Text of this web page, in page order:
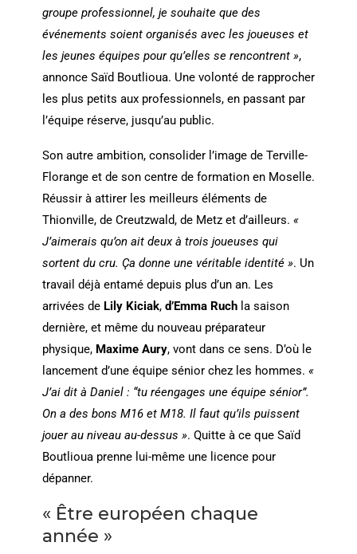
groupe professionnel, je souhaite que des
événements soient organisés avec les joueuses et
les jeunes équipes pour qu’elles se rencontrent »,
annonce Saïd Boutlioua. Une volonté de rapprocher
les plus petits aux professionnels, en passant par
l’équipe réserve, jusqu’au public.
Son autre ambition, consolider l’image de Terville-
Florange et de son centre de formation en Moselle.
Réussir à attirer les meilleurs éléments de
Thionville, de Creutzwald, de Metz et d’ailleurs. «
J’aimerais qu’on ait deux à trois joueuses qui
sortent du cru. Ça donne une véritable identité ». Un
travail déjà entamé depuis plus d’un an. Les
arrivées de Lily Kiciak, d’Emma Ruchla saison
dernière, et même du nouveau préparateur
physique, Maxime Aury, vont dans ce sens. D’où le
lancement d’une équipe sénior chez les hommes. «
J’ai dit à Daniel : “tu réengages une équipe sénior”.
On a des bons M16 et M18. Il faut qu’ils puissent
jouer au niveau au-dessus ». Quitte à ce que Saïd
Boutlioua prenne lui-même une licence pour
dépanner.
« Être européen chaque
année »